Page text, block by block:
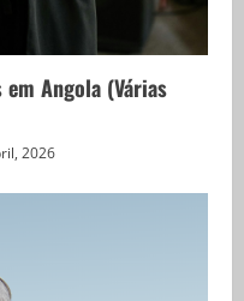
Angola (Várias
2026